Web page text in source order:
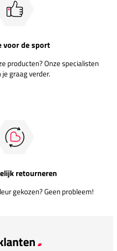
voor de sport
producten? Onze specialisten
je graag verder.
retourneren
gekozen? Geen probleem!